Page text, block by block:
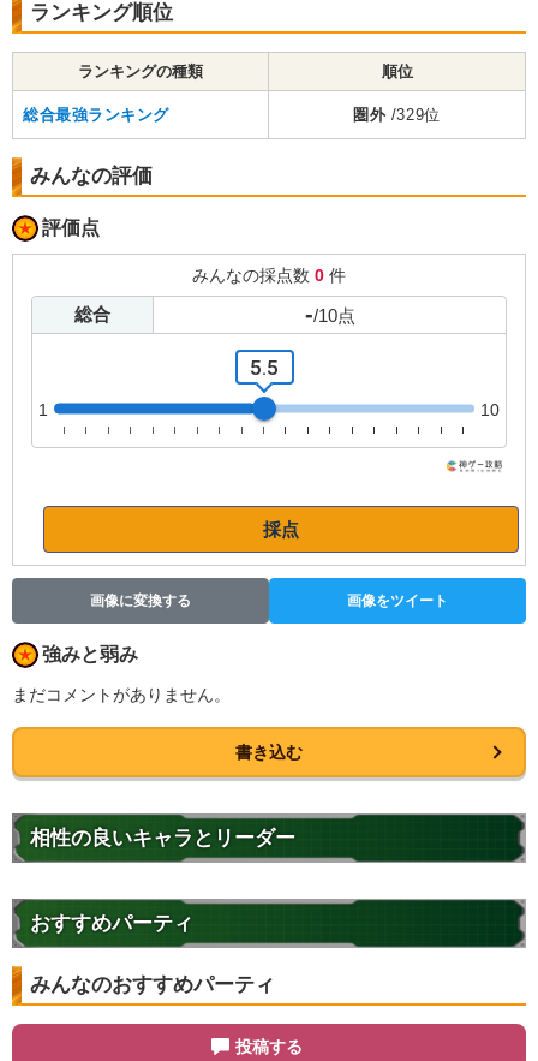
ランキング順位
ランキングの種類 順位
総合最強ランキング 圏外 /329位
みんなの評価
評価点
みんなの採点数 0 件
総合 -/10点
1
5.5
10
採点
画像に変換する 画像をツイート
強みと弱み
まだコメントがありません。
書き込む
相性の良いキャラとリーダー
おすすめパーティ
みんなのおすすめパーティ
投稿する